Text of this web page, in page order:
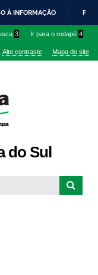
À INFORMAÇÃO
3 Ir para o rodapé 4
Alto contraste Mapa do site
do Sul